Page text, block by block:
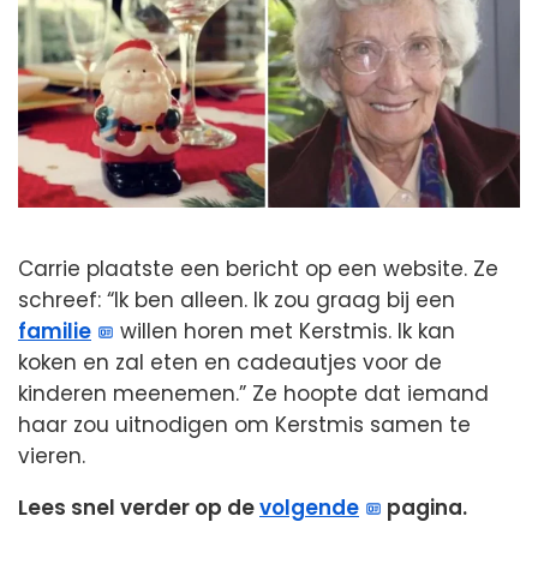
Carrie plaatste een bericht op een website. Ze
schreef: “Ik ben alleen. Ik zou graag bij een
familie
willen horen met Kerstmis. Ik kan
koken en zal eten en cadeautjes voor de
kinderen meenemen.” Ze hoopte dat iemand
haar zou uitnodigen om Kerstmis samen te
vieren.
Lees snel verder op devolgende pagina.